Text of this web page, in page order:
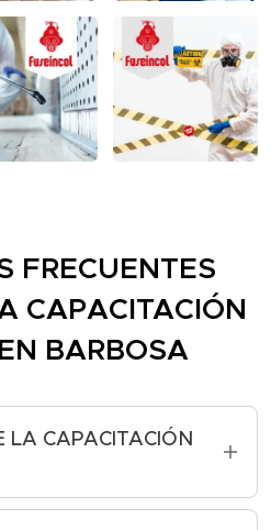
FRECUENTES
CAPACITACIÓN
BARBOSA
LA CAPACITACIÓN
(Plan de